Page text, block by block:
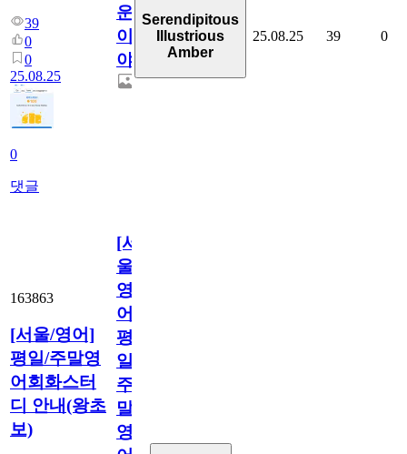
39
0
0
25.08.25
0
댓글
운
이
야!
Serendipitous
Illustrious
Amber
25.08.25 39 0
163863
[서울/영어]
평일/주말영
어회화스터
디 안내(왕초
보)
[서
울/
영
어]
평
일/
주
말
영